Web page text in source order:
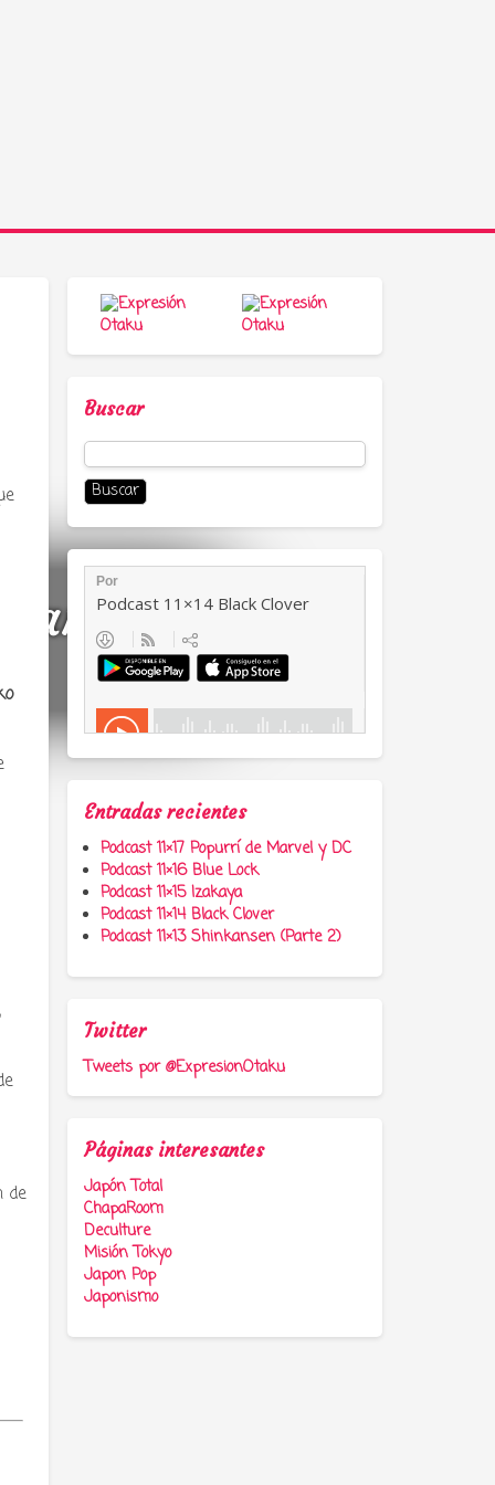
anime y
de
Buscar
Buscar:
Entradas recientes
Podcast 11×17 Popurrí de Marvel y DC
Podcast 11×16 Blue Lock
Podcast 11×15 Izakaya
Podcast 11×14 Black Clover
Podcast 11×13 Shinkansen (Parte 2)
Twitter
Tweets por @ExpresionOtaku
Páginas interesantes
Japón Total
ChapaRoom
Deculture
Misión Tokyo
Japon Pop
Japonismo